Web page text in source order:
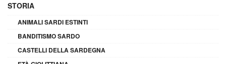
STORIA
ANIMALI SARDI ESTINTI
BANDITISMO SARDO
CASTELLI DELLA SARDEGNA